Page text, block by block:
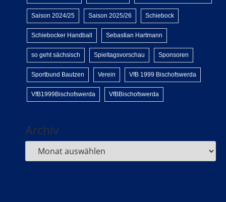
Saison 2024/25 Saison 2025/26 Schiebock
Schiebocker Handball Sebastian Hartmann
so geht sächsisch Spieltagsvorschau Sponsoren
Sportbund Bautzen Verein VfB 1999 Bischofswerda
VfB1999Bischofswerda VfBBischofswerda
Archiv